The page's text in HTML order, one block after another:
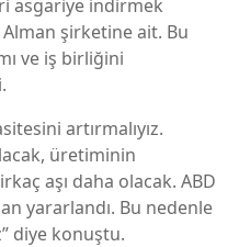
asgariye indirmek
şirketine ait. Bu
ve iş birliğini
artırmalıyız.
üretiminin
aşı daha olacak. ABD
yararlandı. Bu nedenle
diye konuştu.